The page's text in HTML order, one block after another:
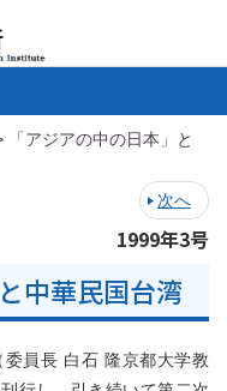
「アジアの中の日本」と
次へ
1999年3号
中華民国台湾
員長 白石 隆京都大学教